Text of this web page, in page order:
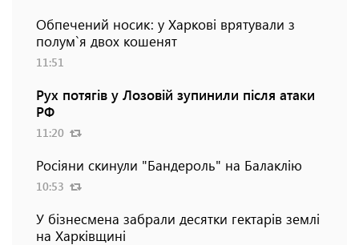
Обпечений носик: у Харкові врятували з
полум`я двох кошенят
11:51
Рух потягів у Лозовій зупинили після атаки
РФ
11:20
Росіяни скинули "Бандероль" на Балаклію
10:53
У бізнесмена забрали десятки гектарів землі
на Харківщині